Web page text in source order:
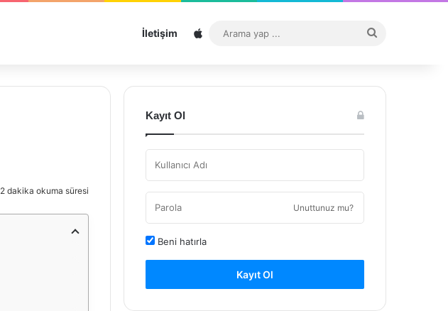
İletişim Sitemap
...
2 dakika okuma süresi
Kayıt Ol
Unuttunuz mu?
Beni hatırla
Kayıt Ol